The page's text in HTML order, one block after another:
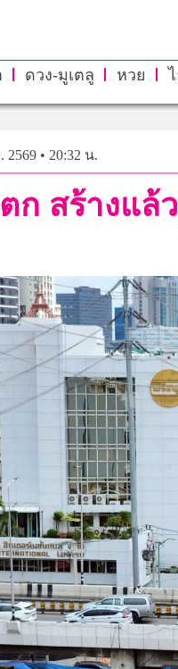
ดวง-มูเตลู หวย
2569 • 20:32 น.
ก สร้างแ